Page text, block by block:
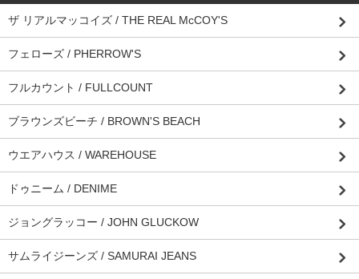
ザ リアルマッコイズ / THE REAL McCOY'S
フェローズ / PHERROW'S
フルカウント / FULLCOUNT
ブラウンズビーチ / BROWN'S BEACH
ウエアハウス / WAREHOUSE
ドゥニーム / DENIME
ジョングラッコー / JOHN GLUCKOW
サムライジーンズ / SAMURAI JEANS